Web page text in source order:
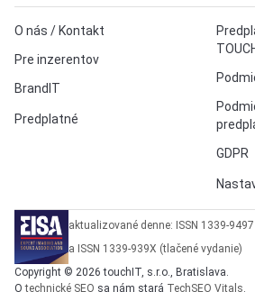
O nás / Kontakt
Pre inzerentov
BrandIT
Predplatné
GDPR
aktualizované denne: ISSN 1339-
a ISSN 1339-939X (tlačené vydanie)
Copyright © 2026 touchIT, s.r.o., Bratislava.
Otechnické SEO sa nám stará TechSEO Vitals